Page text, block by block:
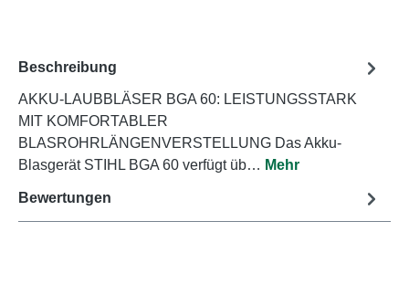
Beschreibung
AKKU-LAUBBLÄSER BGA 60: LEISTUNGSSTARK
MIT KOMFORTABLER
BLASROHRLÄNGENVERSTELLUNG Das Akku-
Blasgerät STIHL BGA 60 verfügt üb… Mehr
Bewertungen